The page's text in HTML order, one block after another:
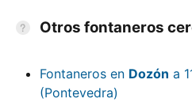
Otros fontaneros
Fontaneros en Dozón a
(Pontevedra)